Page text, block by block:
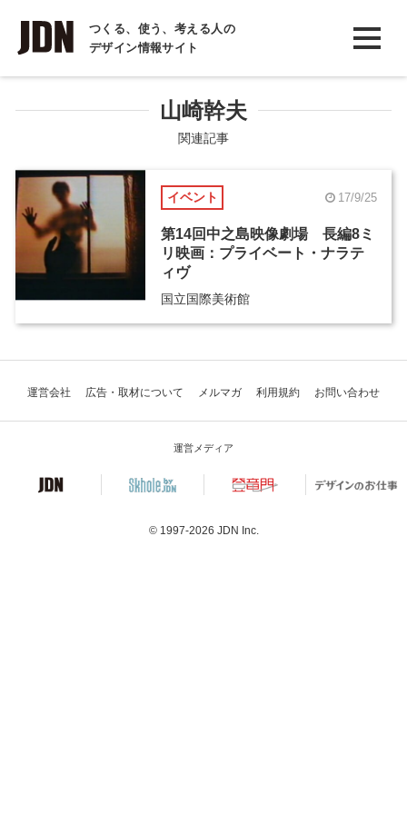
つくる、使う、考える人の
デザイン情報サイト
INTERVIEW
インタビュー
COLUMN
コラム
山崎幹夫
関連記事
イベント 17/9/25
第14回中之島映像劇場 長編8ミ
リ映画：プライベート・ナラテ
ィヴ
国立国際美術館
運営会社 広告・取材について メルマガ 利用規約 お問い合わせ
運営メディア
© 1997-2026 JDN Inc.